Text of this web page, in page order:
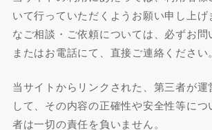
いて行っていただくようお願い申し上
なご相談・ご依頼については、必ずお問
またはお電話にて、直接ご連絡ください。
当サイトからリンクされた、第三者が
して、その内容の正確性や安全性等に
者は一切の責任を負いません。